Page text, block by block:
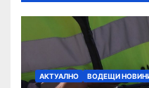
АКТУАЛНО ВОДЕЩИ